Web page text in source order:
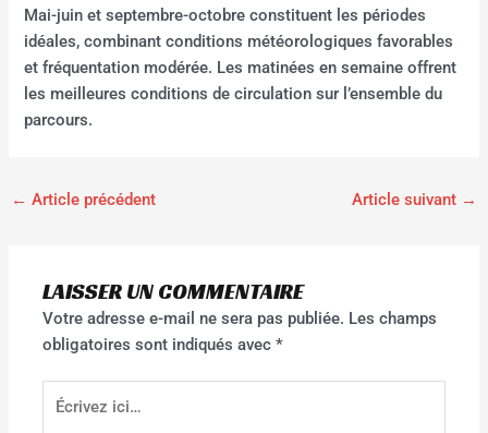
Mai-juin et septembre-octobre constituent les périodes
idéales, combinant conditions météorologiques favorables
et fréquentation modérée. Les matinées en semaine offrent
les meilleures conditions de circulation sur l’ensemble du
parcours.
← Article précédent Article suivant →
LAISSER UN COMMENTAIRE
Votre adresse e-mail ne sera pas publiée. Les champs
obligatoires sont indiqués avec*
Écrivez